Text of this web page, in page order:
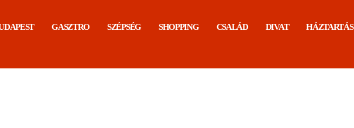
GASZTRO SZÉPSÉG SHOPPING CSALÁD DIVAT HÁZTARTÁS